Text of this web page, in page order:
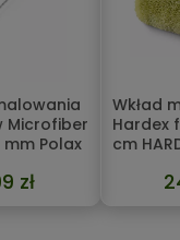
Microfiber
mm Polax
zł
Wkład
Hardex
cm